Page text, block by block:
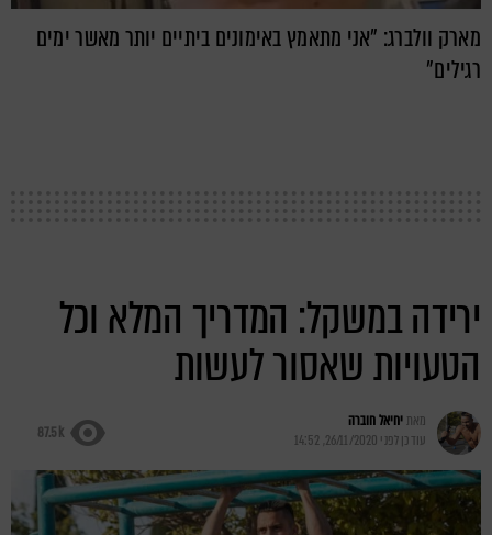
מארק וולברג: "אני מתאמץ באימונים ביתיים יותר מאשר ימים
רגילים"
ירידה במשקל: המדריך המלא וכל
הטעויות שאסור לעשות
מאתיחיאל חוברה
עודכן לפני 26/11/2020, 14:52
87.5k